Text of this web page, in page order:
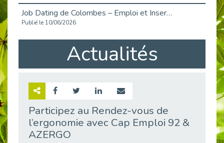
Job Dating de Colombes – Emploi et Insertion
Publié le 10/06/2026
Aborder l'entretien et la situation de handicap en toute confiance
Publié le 09/06/2026
Retour sur l’atelier « Optimiser sa recherche d’emploi »
Emploi & Handicap : Hachette Livre et Cap emploi 92 renforcent leur collaboration
Publié le 02/06/2026
Actualités
Participez au Rendez-vous de
l’ergonomie avec Cap Emploi 92 &
AZERGO